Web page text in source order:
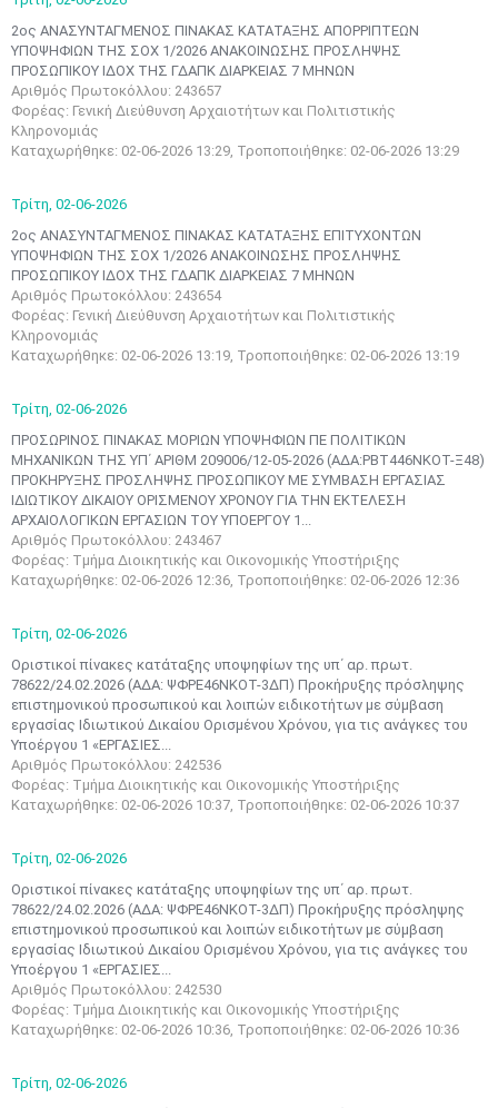
2ος ΑΝΑΣΥΝΤΑΓΜΕΝΟΣ ΠΙΝΑΚΑΣ ΚΑΤΑΤΑΞΗΣ ΑΠΟΡΡΙΠΤΕΩΝ
ΥΠΟΨΗΦΙΩΝ ΤΗΣ ΣΟΧ 1/2026 ΑΝΑΚΟΙΝΩΣΗΣ ΠΡΟΣΛΗΨΗΣ
ΠΡΟΣΩΠΙΚΟΥ ΙΔΟΧ ΤΗΣ ΓΔΑΠΚ ΔΙΑΡΚΕΙΑΣ 7 ΜΗΝΩΝ
Αριθμός Πρωτοκόλλου: 243657
Φορέας: Γενική Διεύθυνση Αρχαιοτήτων και Πολιτιστικής
Κληρονομιάς
Καταχωρήθηκε: 02-06-2026 13:29, Τροποποιήθηκε: 02-06-2026 13:29
Τρίτη, 02-06-2026
2ος ΑΝΑΣΥΝΤΑΓΜΕΝΟΣ ΠΙΝΑΚΑΣ ΚΑΤΑΤΑΞΗΣ ΕΠΙΤΥΧΟΝΤΩΝ
ΥΠΟΨΗΦΙΩΝ ΤΗΣ ΣΟΧ 1/2026 ΑΝΑΚΟΙΝΩΣΗΣ ΠΡΟΣΛΗΨΗΣ
ΠΡΟΣΩΠΙΚΟΥ ΙΔΟΧ ΤΗΣ ΓΔΑΠΚ ΔΙΑΡΚΕΙΑΣ 7 ΜΗΝΩΝ
Αριθμός Πρωτοκόλλου: 243654
Φορέας: Γενική Διεύθυνση Αρχαιοτήτων και Πολιτιστικής
Κληρονομιάς
Καταχωρήθηκε: 02-06-2026 13:19, Τροποποιήθηκε: 02-06-2026 13:19
Τρίτη, 02-06-2026
ΠΡΟΣΩΡΙΝΟΣ ΠΙΝΑΚΑΣ ΜΟΡΙΩΝ ΥΠΟΨΗΦΙΩΝ ΠΕ ΠΟΛΙΤΙΚΩΝ
ΜΗΧΑΝΙΚΩΝ ΤΗΣ ΥΠ΄ ΑΡΙΘΜ 209006/12-05-2026 (ΑΔΑ:ΡΒΤ446ΝΚΟΤ-Ξ48)
ΠΡΟΚΗΡΥΞΗΣ ΠΡΟΣΛΗΨΗΣ ΠΡΟΣΩΠΙΚΟΥ ΜΕ ΣΥΜΒΑΣΗ ΕΡΓΑΣΙΑΣ
ΙΔΙΩΤΙΚΟΥ ΔΙΚΑΙΟΥ ΟΡΙΣΜΕΝΟΥ ΧΡΟΝΟΥ ΓΙΑ ΤΗΝ ΕΚΤΕΛΕΣΗ
ΑΡΧΑΙΟΛΟΓΙΚΩΝ ΕΡΓΑΣΙΩΝ ΤΟΥ ΥΠΟΕΡΓΟΥ 1...
Αριθμός Πρωτοκόλλου: 243467
Φορέας: Τμήμα Διοικητικής και Οικονομικής Υποστήριξης
Καταχωρήθηκε: 02-06-2026 12:36, Τροποποιήθηκε: 02-06-2026 12:36
Τρίτη, 02-06-2026
Οριστικοί πίνακες κατάταξης υποψηφίων της υπ΄ αρ. πρωτ.
78622/24.02.2026 (ΑΔΑ: ΨΦΡΕ46ΝΚΟΤ-3ΔΠ) Προκήρυξης πρόσληψης
επιστημονικού προσωπικού και λοιπών ειδικοτήτων με σύμβαση
εργασίας Ιδιωτικού Δικαίου Ορισμένου Χρόνου, για τις ανάγκες του
Υποέργου 1 «ΕΡΓΑΣΙΕΣ...
Αριθμός Πρωτοκόλλου: 242536
Φορέας: Τμήμα Διοικητικής και Οικονομικής Υποστήριξης
Καταχωρήθηκε: 02-06-2026 10:37, Τροποποιήθηκε: 02-06-2026 10:37
Τρίτη, 02-06-2026
Οριστικοί πίνακες κατάταξης υποψηφίων της υπ΄ αρ. πρωτ.
78622/24.02.2026 (ΑΔΑ: ΨΦΡΕ46ΝΚΟΤ-3ΔΠ) Προκήρυξης πρόσληψης
επιστημονικού προσωπικού και λοιπών ειδικοτήτων με σύμβαση
εργασίας Ιδιωτικού Δικαίου Ορισμένου Χρόνου, για τις ανάγκες του
Υποέργου 1 «ΕΡΓΑΣΙΕΣ...
Αριθμός Πρωτοκόλλου: 242530
Φορέας: Τμήμα Διοικητικής και Οικονομικής Υποστήριξης
Καταχωρήθηκε: 02-06-2026 10:36, Τροποποιήθηκε: 02-06-2026 10:36
Τρίτη, 02-06-2026
Μαϊ
• •
• •